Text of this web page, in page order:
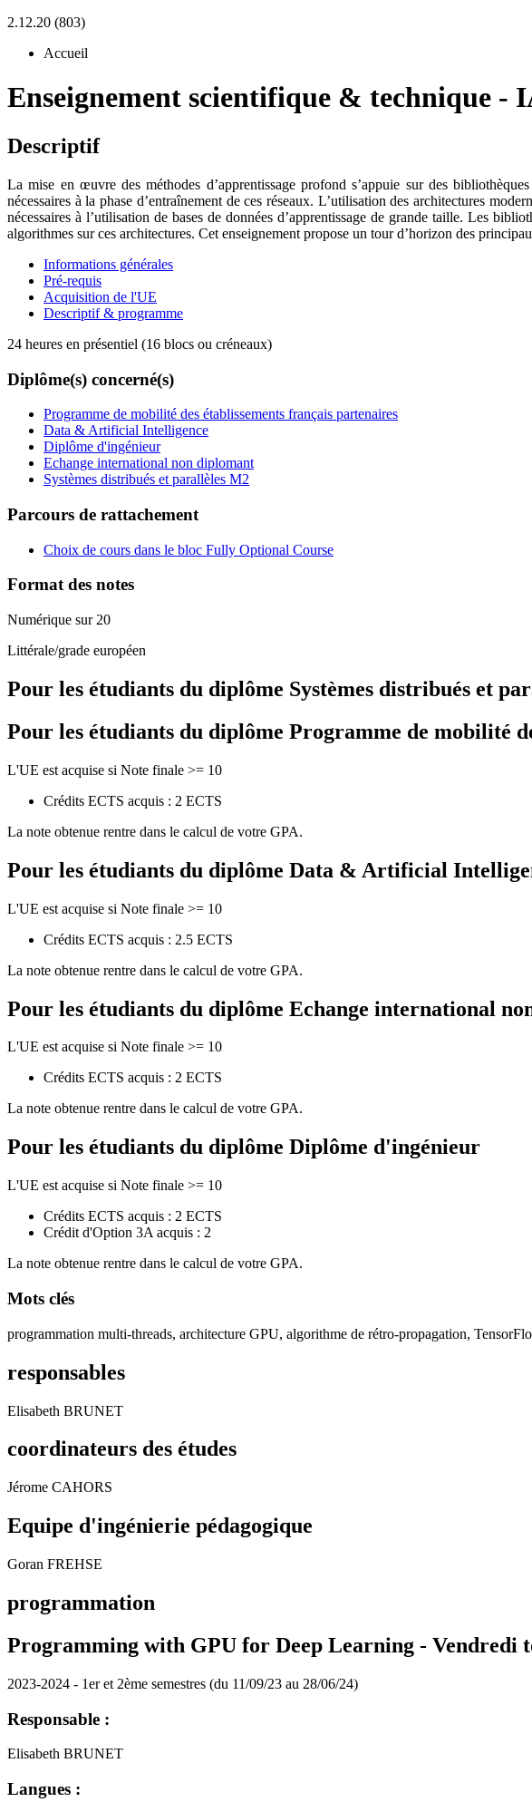
2.12.20 (803)
Accueil
Enseignement scientifique & technique -
Descriptif
La mise en œuvre des méthodes d’apprentissage profond s’appuie sur des
nécessaires à la phase d’entraînement de ces réseaux. L’utilisation des architectures
nécessaires à l’utilisation de bases de données d’apprentissage de grande taille. Les
algorithmes sur ces architectures. Cet enseignement propose un tour d’horizon des
Informations générales
Pré-requis
Acquisition de l'UE
Descriptif & programme
24 heures en présentiel (16 blocs ou créneaux)
Diplôme(s) concerné(s)
Programme de mobilité des établissements français partenaires
Data & Artificial Intelligence
Diplôme d'ingénieur
Echange international non diplomant
Systèmes distribués et parallèles M2
Parcours de rattachement
Choix de cours dans le bloc Fully Optional Course
Format des notes
Numérique sur 20
Littérale/grade européen
Pour les étudiants du diplôme Systèmes distribués et
Pour les étudiants du diplôme Programme de mobilité
L'UE est acquise si Note finale >= 10
Crédits ECTS acquis : 2 ECTS
La note obtenue rentre dans le calcul de votre GPA.
Pour les étudiants du diplôme Data & Artificial
L'UE est acquise si Note finale >= 10
Crédits ECTS acquis : 2.5 ECTS
La note obtenue rentre dans le calcul de votre GPA.
Pour les étudiants du diplôme Echange international
L'UE est acquise si Note finale >= 10
Crédits ECTS acquis : 2 ECTS
La note obtenue rentre dans le calcul de votre GPA.
Pour les étudiants du diplôme Diplôme d'ingénieur
L'UE est acquise si Note finale >= 10
Crédits ECTS acquis : 2 ECTS
Crédit d'Option 3A acquis : 2
La note obtenue rentre dans le calcul de votre GPA.
Mots clés
programmation multi-threads, architecture GPU, algorithme de rétro-propagation,
responsables
Elisabeth BRUNET
coordinateurs des études
Jérome CAHORS
Equipe d'ingénierie pédagogique
Goran FREHSE
programmation
Programming with GPU for Deep Learning - Vendredi
2023-2024 - 1er et 2ème semestres (du 11/09/23 au 28/06/24)
Responsable :
Elisabeth BRUNET
Langues :